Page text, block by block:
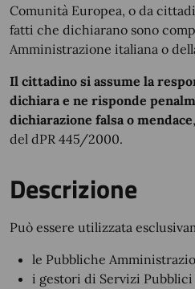
Comunità Europea, o da
fatti che dichiarano sono
Amministrazione italiana o
Il cittadino si assume la
dichiara e ne risponde
dichiarazione falsa o mendace
del dPR 445/2000.
Descrizione
Può essere utilizzata
le Pubbliche
i gestori di Servizi Pubblici